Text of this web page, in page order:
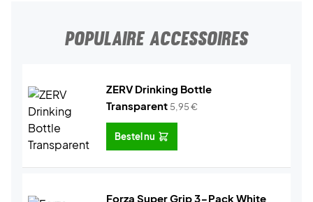
POPULAIRE ACCESSOIRES
ZERV Drinking Bottle
Transparent 5,95€
Bestel nu
Forza Super Grip 3-Pack White